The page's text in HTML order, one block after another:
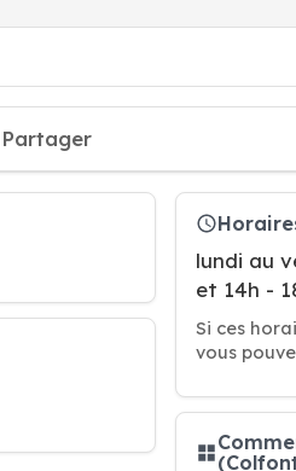
Partager
lundi au
et 14h -
Si ces
vous